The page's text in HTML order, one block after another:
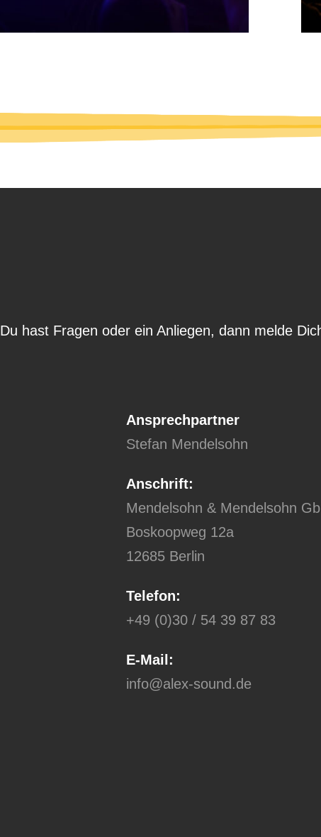
Du hast Fragen oder ein Anliegen, dann melde
Ansprechpartner
Stefan Mendelsohn
Anschrift:
Mendelsohn & Mendelsohn
Boskoopweg 12a
12685 Berlin
Telefon:
+49 (0)30 / 54 39 87 83
E-Mail:
info@alex-sound.de